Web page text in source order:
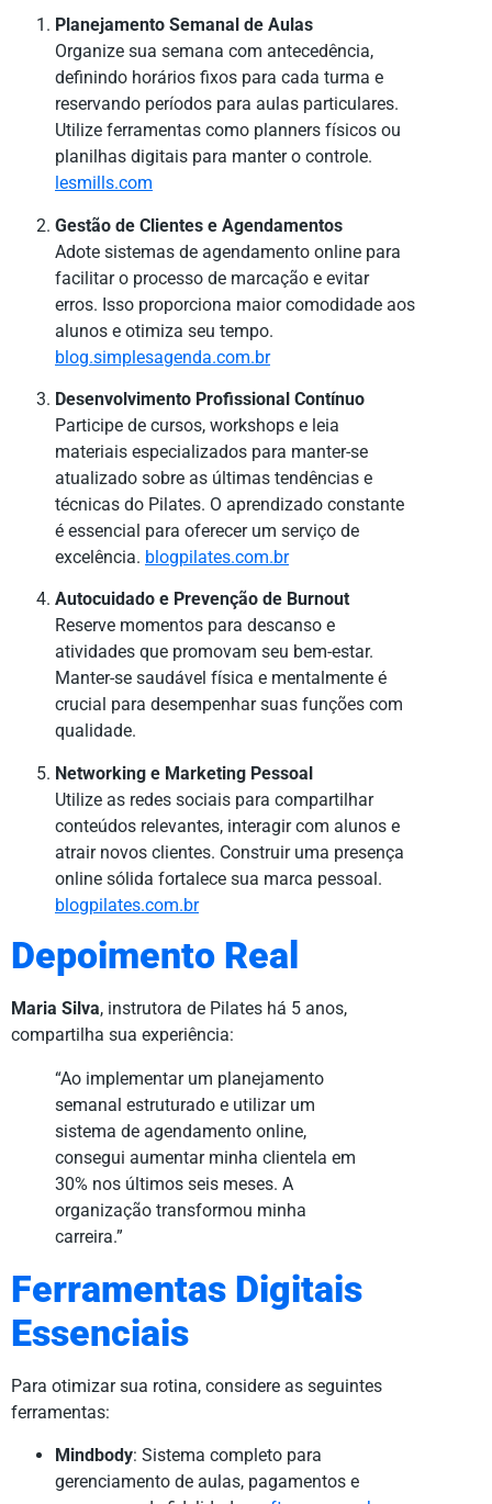
Planejamento Semanal de Aulas
Organize sua semana com antecedência,
definindo horários fixos para cada turma e
reservando períodos para aulas particulares.
Utilize ferramentas como planners físicos ou
planilhas digitais para manter o controle.
lesmills.com
Gestão de Clientes e Agendamentos
Adote sistemas de agendamento online para
facilitar o processo de marcação e evitar
erros. Isso proporciona maior comodidade aos
alunos e otimiza seu tempo.
blog.simplesagenda.com.br
Desenvolvimento Profissional Contínuo
Participe de cursos, workshops e leia
materiais especializados para manter-se
atualizado sobre as últimas tendências e
técnicas do Pilates. O aprendizado constante
é essencial para oferecer um serviço de
excelência. blogpilates.com.br
Autocuidado e Prevenção de Burnout
Reserve momentos para descanso e
atividades que promovam seu bem-estar.
Manter-se saudável física e mentalmente é
crucial para desempenhar suas funções com
qualidade.
Networking e Marketing Pessoal
Utilize as redes sociais para compartilhar
conteúdos relevantes, interagir com alunos e
atrair novos clientes. Construir uma presença
online sólida fortalece sua marca pessoal.
blogpilates.com.br
Depoimento Real
Maria Silva, instrutora de Pilates há 5 anos,
compartilha sua experiência:
“Ao implementar um planejamento
semanal estruturado e utilizar um
sistema de agendamento online,
consegui aumentar minha clientela em
30% nos últimos seis meses. A
organização transformou minha
carreira.”
Ferramentas Digitais
Essenciais
Para otimizar sua rotina, considere as seguintes
ferramentas:
Mindbody: Sistema completo para
gerenciamento de aulas, pagamentos e